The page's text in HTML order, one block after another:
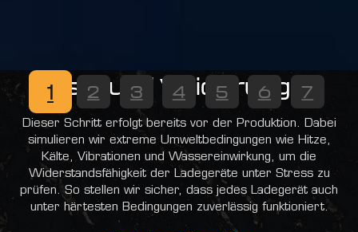
1 2 3 4 5 6 7
Tests und Validierungen
Dieser Schritt erfolgt bereits vor der Produktion. Dabei
simulieren wir extreme Umweltbedingungen wie Hitze,
Kälte, Vibrationen und Wassereinwirkung, um die
Widerstandsfähigkeit der Ladegeräte unter Stress zu
prüfen. So stellen wir sicher, dass jedes Ladegerät auch
unter härtesten Bedingungen zuverlässig funktioniert.